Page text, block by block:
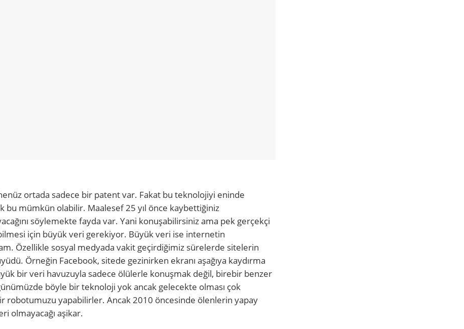
ortada sadece bir patent var. Fakat bu teknolojiyi eninde
mümkün olabilir. Maalesef 25 yıl önce kaybettiğiniz
söylemekte fayda var. Yani konuşabilirsiniz ama pek gerçekçi
için büyük veri gerekiyor. Büyük veri ise internetin
Özellikle sosyal medyada vakit geçirdiğimiz sürelerde sitelerin
Örneğin Facebook, sitede gezinirken ekranı aşağıya kaydırma
bir veri havuzuyla sadece ölülerle konuşmak değil, birebir benzer
böyle bir teknoloji yok ancak gelecekte olması çok
robotumuzu yapabilirler. Ancak 2010 öncesinde ölenlerin yapay
olmayacağı aşikar.